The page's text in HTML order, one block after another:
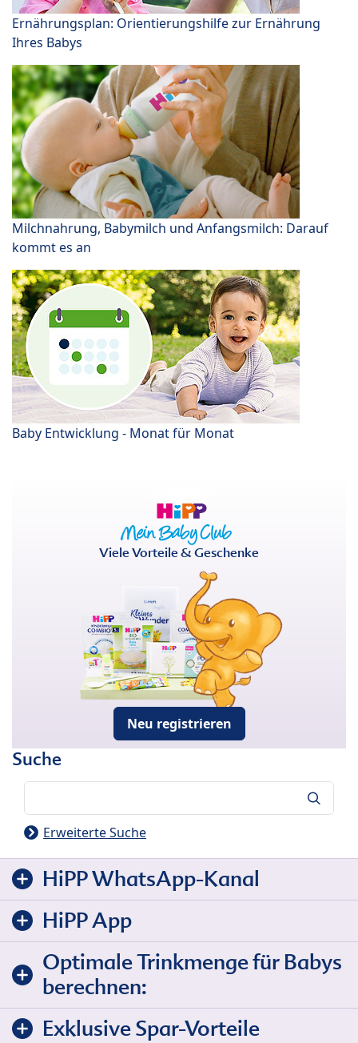
Ernährungsplan: Orientierungshilfe zur Ernährung
Ihres Babys
Milchnahrung, Babymilch und Anfangsmilch: Darauf
kommt es an
Baby Entwicklung - Monat für Monat
Viele Vorteile & Geschenke
Neu registrieren
Suche
Erweiterte Suche
HiPP WhatsApp-Kanal
HiPP App
Optimale Trinkmenge für Babys
berechnen:
Exklusive Spar-Vorteile